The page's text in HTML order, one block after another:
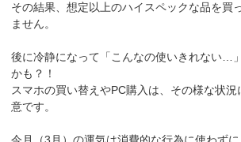
その結果、想定以上のハイスペックな品を買
ません。
後に冷静になって「こんなの使いきれない…
かも？！
スマホの買い替えやPC購入は、その様な状
意です。